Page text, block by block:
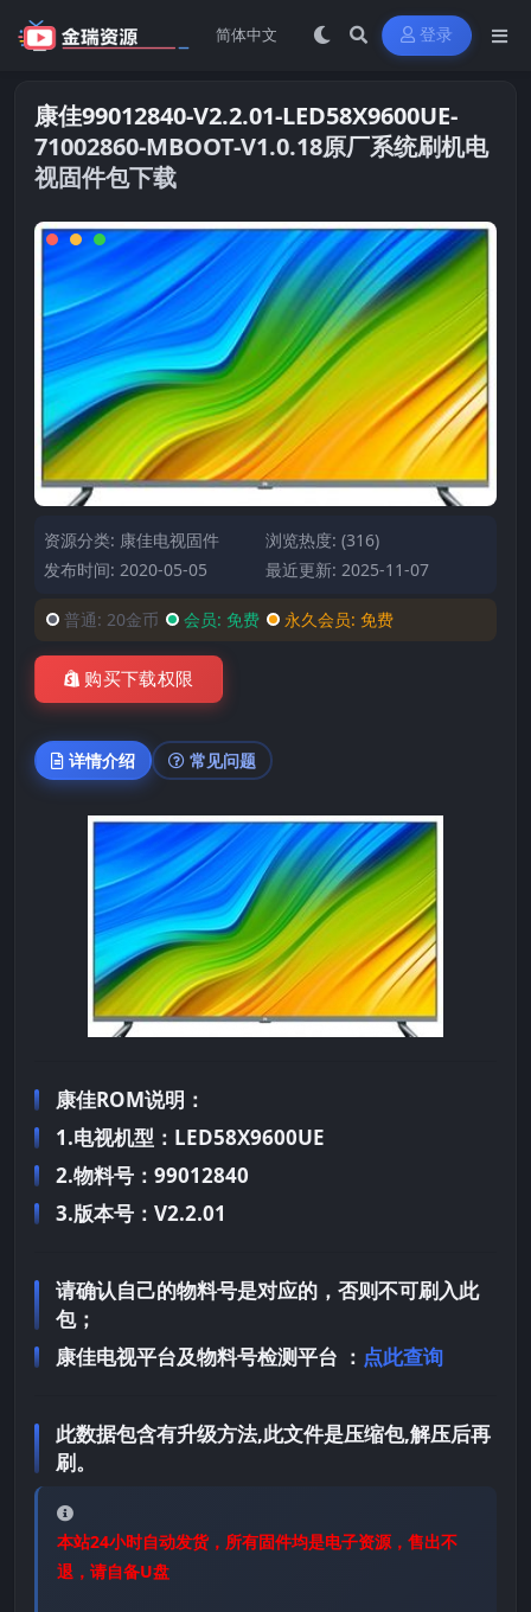
登录
康佳99012840-V2.2.01-LED58X9600UE-
71002860-MBOOT-V1.0.18原厂系统刷机电
视固件包下载
资源分类: 康佳电视固件
浏览热度: (316)
发布时间: 2020-05-05
最近更新: 2025-11-07
普通: 20金币 会员: 免费 永久会员: 免费
购买下载权限
详情介绍 常见问题
康佳ROM说明：
1.电视机型：LED58X9600UE
2.物料号：99012840
3.版本号：V2.2.01
请确认自己的物料号是对应的，否则不可刷入此
包；
康佳电视平台及物料号检测平台 ： 点此查询
此数据包含有升级方法,此文件是压缩包,解压后再
刷。
本站24小时自动发货，所有固件均是电子资源，售出不
退，请自备U盘